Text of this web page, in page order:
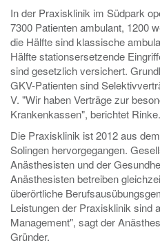
In der Praxisklinik im Südpark
7300 Patienten ambulant, 1200
die Hälfte sind klassische
Hälfte stationsersetzende
sind gesetzlich versichert.
GKV-Patienten sind
V. "Wir haben Verträge zur
Krankenkassen", berichtet Rinke.
Die Praxisklinik ist 2012 aus
Solingen hervorgegangen.
Anästhesisten und der
Anästhesisten betreiben
überörtliche
Leistungen der Praxisklinik sind
Management", sagt der
Gründer.